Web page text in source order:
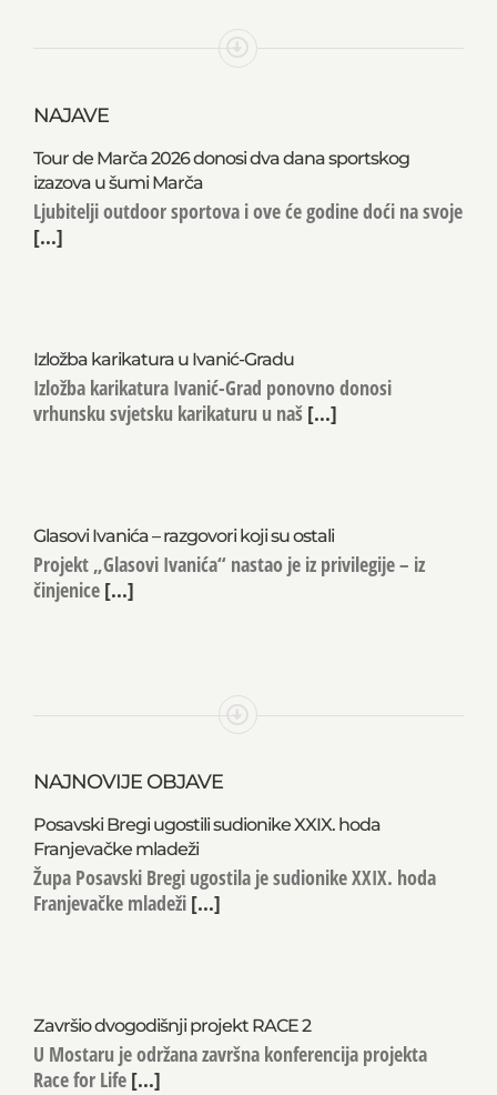
NAJAVE
Tour de Marča 2026 donosi dva dana sportskog
izazova u šumi Marča
Ljubitelji outdoor sportova i ove će godine doći na svoje
[...]
Izložba karikatura u Ivanić-Gradu
Izložba karikatura Ivanić-Grad ponovno donosi
vrhunsku svjetsku karikaturu u naš [...]
Glasovi Ivanića – razgovori koji su ostali
Projekt „Glasovi Ivanića“ nastao je iz privilegije – iz
činjenice [...]
NAJNOVIJE OBJAVE
Posavski Bregi ugostili sudionike XXIX. hoda
Franjevačke mladeži
Župa Posavski Bregi ugostila je sudionike XXIX. hoda
Franjevačke mladeži [...]
Završio dvogodišnji projekt RACE 2
U Mostaru je održana završna konferencija projekta
Race for Life [...]